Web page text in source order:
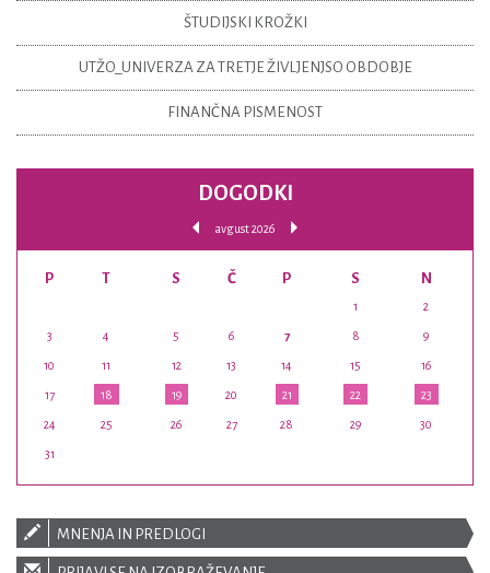
ŠTUDIJSKI KROŽKI
UTŽO_UNIVERZA ZA TRETJE ŽIVLJENJSO OBDOBJE
FINANČNA PISMENOST
DOGODKI
avgust 2026
P T S Č P S N
1 2
3 4 5 6 7 8 9
10 11 12 13 14 15 16
17 18 19 20 21 22 23
24 25 26 27 28 29 30
31
MNENJA IN PREDLOGI